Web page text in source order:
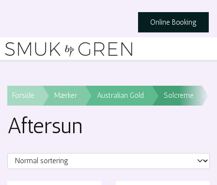
Online Booking
Forside Mærker Australian Gold Solcreme
Aftersun